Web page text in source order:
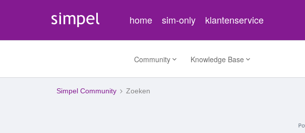
home sim-only klantenservice
Community Knowledge Base
Simpel Community Zoeken